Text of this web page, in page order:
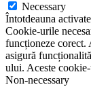
Necessary
Întotdeauna activate
Cookie-urile
funcționeze corect.
asigură
ului. Aceste
Non-necessary